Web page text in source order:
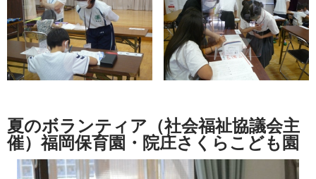
夏のボランティア（社会福祉協議会主
催）福岡保育園・院庄さくらこども園